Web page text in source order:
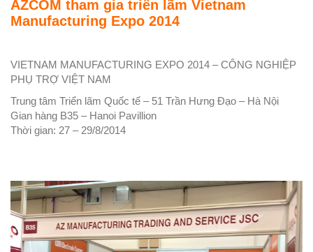
AZCOM tham gia triển lãm Vietnam
Manufacturing Expo 2014
VIETNAM MANUFACTURING EXPO 2014 – CÔNG NGHIỆP
PHỤ TRỢ VIỆT NAM
Trung tâm Triển lãm Quốc tế – 51 Trần Hưng Đạo – Hà Nội
Gian hàng B35 – Hanoi Pavillion
Thời gian: 27 – 29/8/2014